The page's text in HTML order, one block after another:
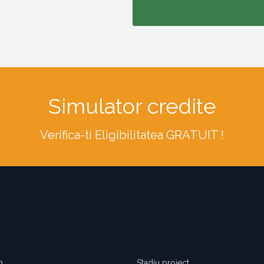
Simulator credite
Verifica-ti Eligibilitatea GRATUIT !